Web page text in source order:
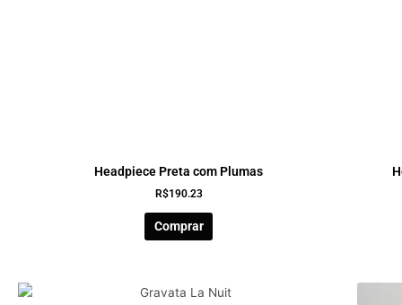
Headpiece Preta com Plumas
R$190.23
Comprar